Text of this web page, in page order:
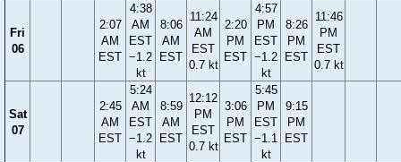
Fri
06
2:07
AM
EST
4:38
AM
EST
−1.2
kt
8:06
AM
EST
11:24
AM
EST
0.7 kt
2:20
PM
EST
4:57
PM
EST
−1.2
kt
8:26
PM
EST
11:46
PM
EST
0.7 kt
Sat
07
2:45
AM
EST
5:24
AM
EST
−1.2
kt
8:59
AM
EST
12:12
PM
EST
0.7 kt
3:06
PM
EST
5:45
PM
EST
−1.1
kt
9:15
PM
EST